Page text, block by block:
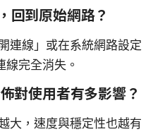
回到原始網路？
連線」或在系統網路設定
完全消失。
對使用者有多影響？
大，速度與穩定性也越有